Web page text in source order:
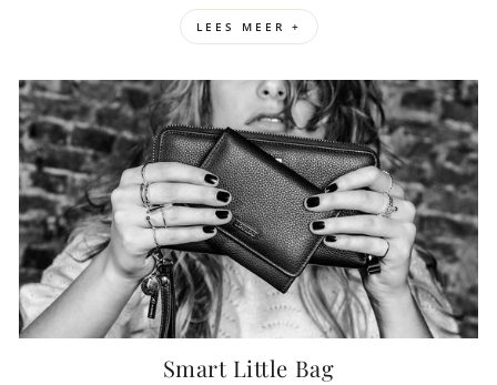
LEES MEER +
Smart Little Bag